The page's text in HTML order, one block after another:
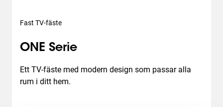
Fast TV-fäste
ONE Serie
Ett TV-fäste med modern design som passar alla
rum i ditt hem.